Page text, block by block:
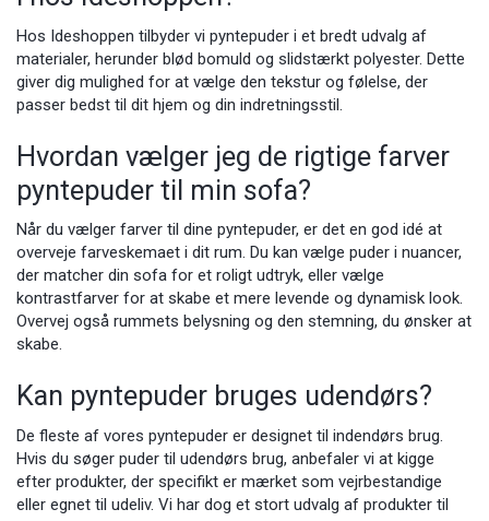
Hos Ideshoppen tilbyder vi pyntepuder i et bredt udvalg af
materialer, herunder blød bomuld og slidstærkt polyester. Dette
giver dig mulighed for at vælge den tekstur og følelse, der
passer bedst til dit hjem og din indretningsstil.
Hvordan vælger jeg de rigtige farver
pyntepuder til min sofa?
Når du vælger farver til dine pyntepuder, er det en god idé at
overveje farveskemaet i dit rum. Du kan vælge puder i nuancer,
der matcher din sofa for et roligt udtryk, eller vælge
kontrastfarver for at skabe et mere levende og dynamisk look.
Overvej også rummets belysning og den stemning, du ønsker at
skabe.
Kan pyntepuder bruges udendørs?
De fleste af vores pyntepuder er designet til indendørs brug.
Hvis du søger puder til udendørs brug, anbefaler vi at kigge
efter produkter, der specifikt er mærket som vejrbestandige
eller egnet til udeliv. Vi har dog et stort udvalg af produkter til